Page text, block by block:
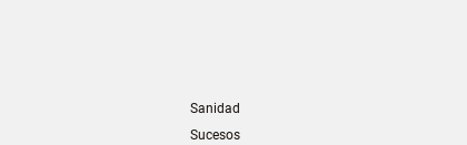
Sanidad
Sucesos